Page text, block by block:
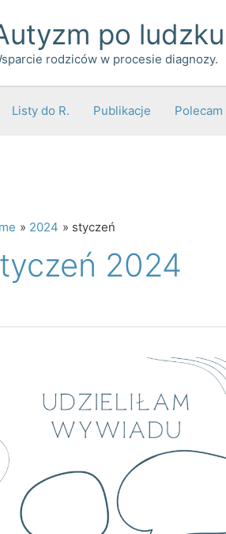
po ludzku
rodziców w procesie diagnozy.
Listy do R. Publikacje Polecam
2024 styczeń
2024